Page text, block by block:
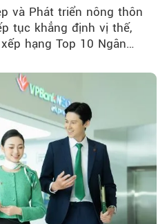
và Phát triển nông thôn
tục khẳng định vị thế,
hạng Top 10 Ngân